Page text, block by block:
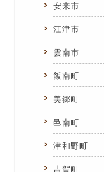
安来市
江津市
雲南市
飯南町
美郷町
邑南町
津和野町
吉賀町